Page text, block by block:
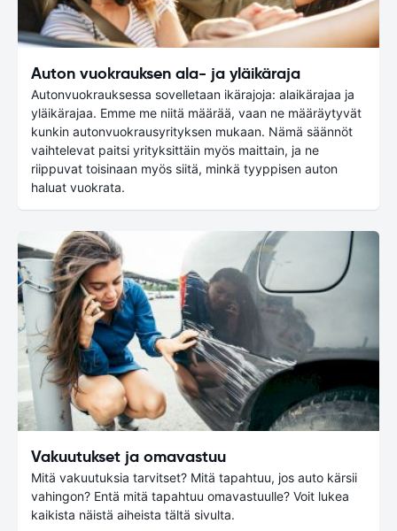
Auton vuokrauksen ala- ja yläikäraja
Autonvuokrauksessa sovelletaan ikärajoja: alaikärajaa ja
yläikärajaa. Emme me niitä määrää, vaan ne määräytyvät
kunkin autonvuokrausyrityksen mukaan. Nämä säännöt
vaihtelevat paitsi yrityksittäin myös maittain, ja ne
riippuvat toisinaan myös siitä, minkä tyyppisen auton
haluat vuokrata.
Vakuutukset ja omavastuu
Mitä vakuutuksia tarvitset? Mitä tapahtuu, jos auto kärsii
vahingon? Entä mitä tapahtuu omavastuulle? Voit lukea
kaikista näistä aiheista tältä sivulta.